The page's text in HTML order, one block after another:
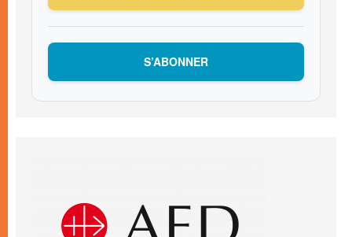
S’ABONNER